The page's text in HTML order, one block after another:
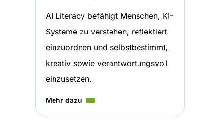
AI Literacy befähigt Menschen, KI-
Systeme zu verstehen, reflektiert
einzuordnen und selbstbestimmt,
kreativ sowie verantwortungsvoll
einzusetzen.
Mehr dazu